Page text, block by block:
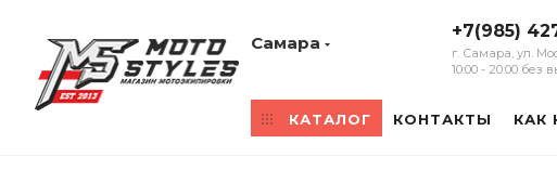
Самара
+7(985)
г. Самара, ул.
10:00 - 20:00 без
КАТАЛОГ КОНТАКТЫ КАК